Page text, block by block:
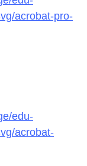
acrobat-pro-
edu-
acrobat-